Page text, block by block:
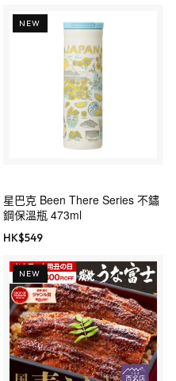
NEW
星巴克 Been There Series 不鏽
鋼保溫瓶 473ml
HK$549
NEW